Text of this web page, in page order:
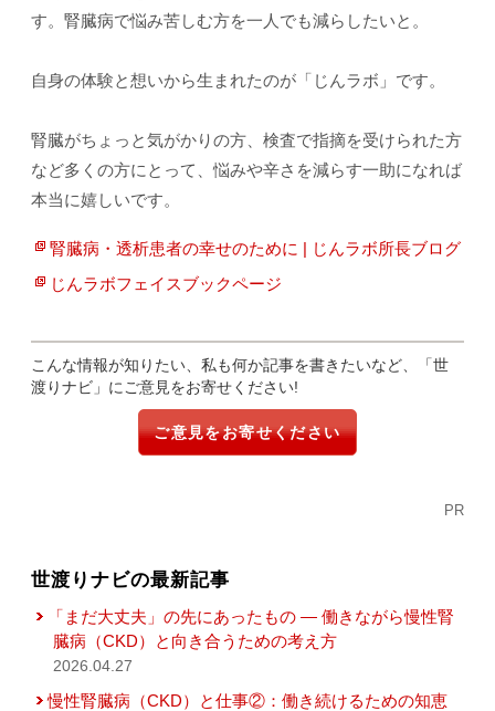
す。腎臓病で悩み苦しむ方を一人でも減らしたいと。
自身の体験と想いから生まれたのが「じんラボ」です。
腎臓がちょっと気がかりの方、検査で指摘を受けられた方
など多くの方にとって、悩みや辛さを減らす一助になれば
本当に嬉しいです。
腎臓病・透析患者の幸せのために | じんラボ所長ブログ
じんラボフェイスブックページ
こんな情報が知りたい、私も何か記事を書きたいなど、「世
渡りナビ」にご意見をお寄せください!
ご意見をお寄せください
PR
世渡りナビの最新記事
「まだ大丈夫」の先にあったもの ― 働きながら慢性腎
臓病（CKD）と向き合うための考え方
2026.04.27
慢性腎臓病（CKD）と仕事②：働き続けるための知恵